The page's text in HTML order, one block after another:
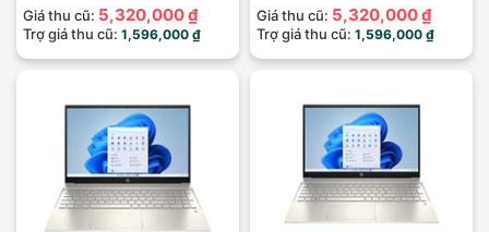
Giá thu cũ: 5,320,000 ₫
Trợ giá thu cũ: 1,596,000 ₫
Giá thu cũ: 5,320,000 ₫
Trợ giá thu cũ: 1,596,000 ₫